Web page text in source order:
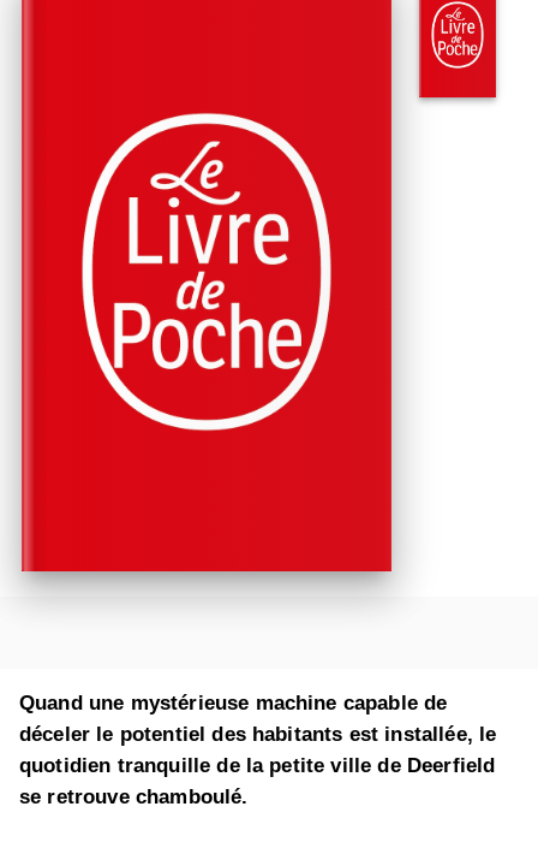
Quand une mystérieuse machine capable de
déceler le potentiel des habitants est installée, le
quotidien tranquille de la petite ville de Deerfield
se retrouve chamboulé.